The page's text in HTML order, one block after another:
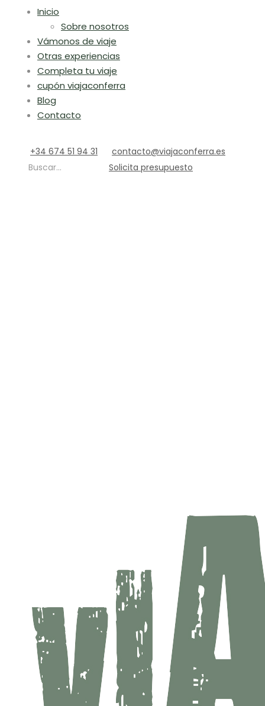
Inicio
Sobre nosotros
Vámonos de viaje
Otras experiencias
Completa tu viaje
cupón viajaconferra
Blog
Contacto
+34 674 51 94 31
contacto@viajaconferra.es
Buscar...
Solicita presupuesto